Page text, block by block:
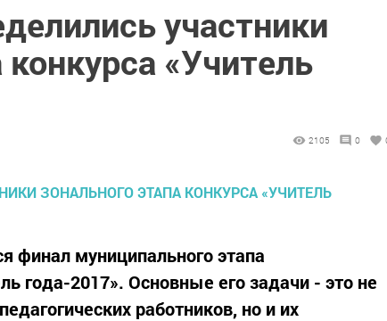
участники
«Учитель
2105 0
финал муниципального этапа
года-2017». Основные его задачи - это не
работников, но и их